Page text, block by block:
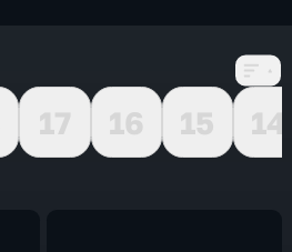
17 16 15
14